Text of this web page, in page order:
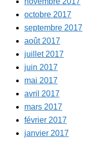
octobre 2017
septembre 2017
août 2017
juillet 2017
juin 2017
mai 2017
avril 2017
mars 2017
février 2017
janvier 2017